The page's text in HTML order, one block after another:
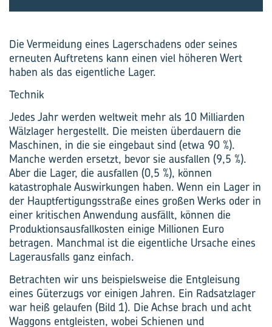
Die Vermeidung eines Lagerschadens oder seines
erneuten Auftretens kann einen viel höheren Wert
haben als das eigentliche Lager.
Technik
Jedes Jahr werden weltweit mehr als 10 Milliarden
Wälzlager hergestellt. Die meisten überdauern die
Maschinen, in die sie eingebaut sind (etwa 90 %).
Manche werden ersetzt, bevor sie ausfallen (9,5 %).
Aber die Lager, die ausfallen (0,5 %), können
katastrophale Auswirkungen haben. Wenn ein Lager in
der Hauptfertigungsstraße eines großen Werks oder in
einer kritischen Anwendung ausfällt, können die
Produktionsausfallkosten einige Millionen Euro
betragen. Manchmal ist die eigentliche Ursache eines
Lagerausfalls ganz einfach.
Betrachten wir uns beispielsweise die Entgleisung
eines Güterzugs vor einigen Jahren. Ein Radsatzlager
war heiß gelaufen (Bild 1). Die Achse brach und acht
Waggons entgleisten, wobei Schienen und